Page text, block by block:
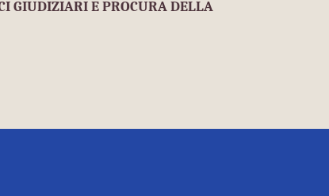
GIUDIZIARI E PROCURA DELLA